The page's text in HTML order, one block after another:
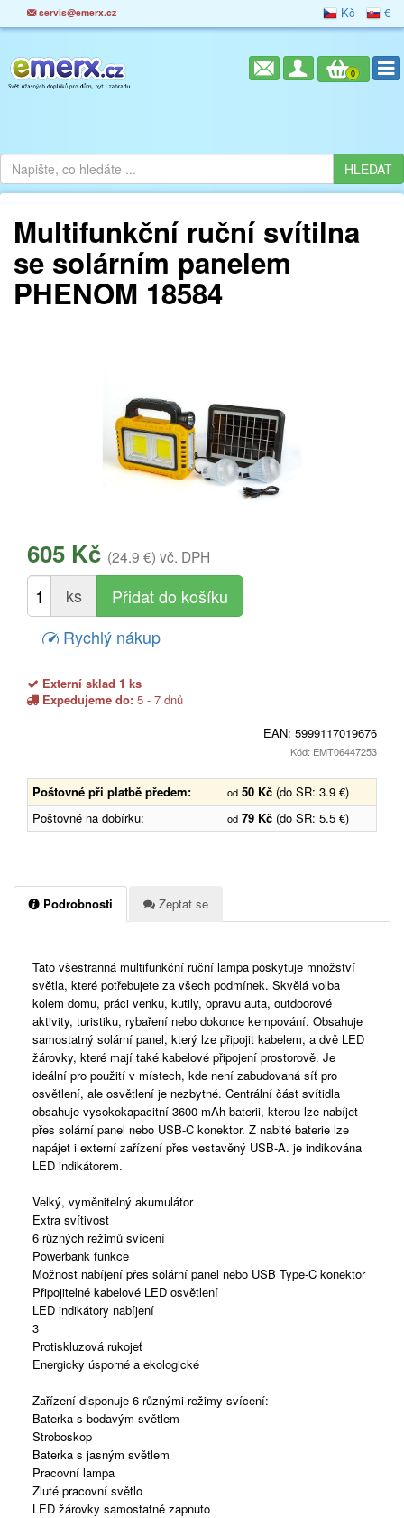
servis@emerx.cz Kč €
0
Multifunkční ruční svítilna
se solárním panelem
PHENOM 18584
605 Kč (24.9 €) vč. DPH
ks
Rychlý nákup
Externí sklad 1 ks
Expedujeme do: 5 - 7 dnů
EAN: 5999117019676
Kód: EMT06447253
Poštovné při platbě předem: od 50 Kč (do SR: 3.9 €)
Poštovné na dobírku:
od 79 Kč (do SR: 5.5 €)
Podrobnosti Zeptat se
Tato všestranná multifunkční ruční lampa poskytuje množství
světla, které potřebujete za všech podmínek. Skvělá volba
kolem domu, práci venku, kutily, opravu auta, outdoorové
aktivity, turistiku, rybaření nebo dokonce kempování. Obsahuje
samostatný solární panel, který lze připojit kabelem, a dvě LED
žárovky, které mají také kabelové připojení prostorově. Je
ideální pro použití v místech, kde není zabudovaná síť pro
osvětlení, ale osvětlení je nezbytné. Centrální část svítidla
obsahuje vysokokapacitní 3600 mAh baterii, kterou lze nabíjet
přes solární panel nebo USB-C konektor. Z nabité baterie lze
napájet i externí zařízení přes vestavěný USB-A. je indikována
LED indikátorem.
Velký, vyměnitelný akumulátor
Extra svítivost
6 různých režimů svícení
Powerbank funkce
Možnost nabíjení přes solární panel nebo USB Type-C konektor
Připojitelné kabelové LED osvětlení
LED indikátory nabíjení
3
Protiskluzová rukojeť
Energicky úsporné a ekologické
Zařízení disponuje 6 různými režimy svícení:
Baterka s bodavým světlem
Stroboskop
Baterka s jasným světlem
Pracovní lampa
Žluté pracovní světlo
LED žárovky samostatně zapnuto